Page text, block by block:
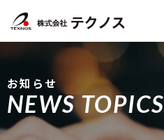
お知らせ
NEWS TOPICS